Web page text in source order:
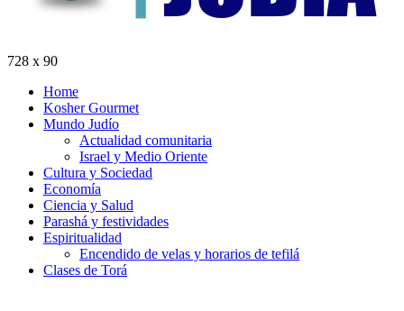
728 x 90
Home
Kosher Gourmet
Mundo Judío
Actualidad comunitaria
Israel y Medio Oriente
Cultura y Sociedad
Economía
Ciencia y Salud
Parashá y festividades
Espiritualidad
Encendido de velas y horarios de tefilá
Clases de Torá